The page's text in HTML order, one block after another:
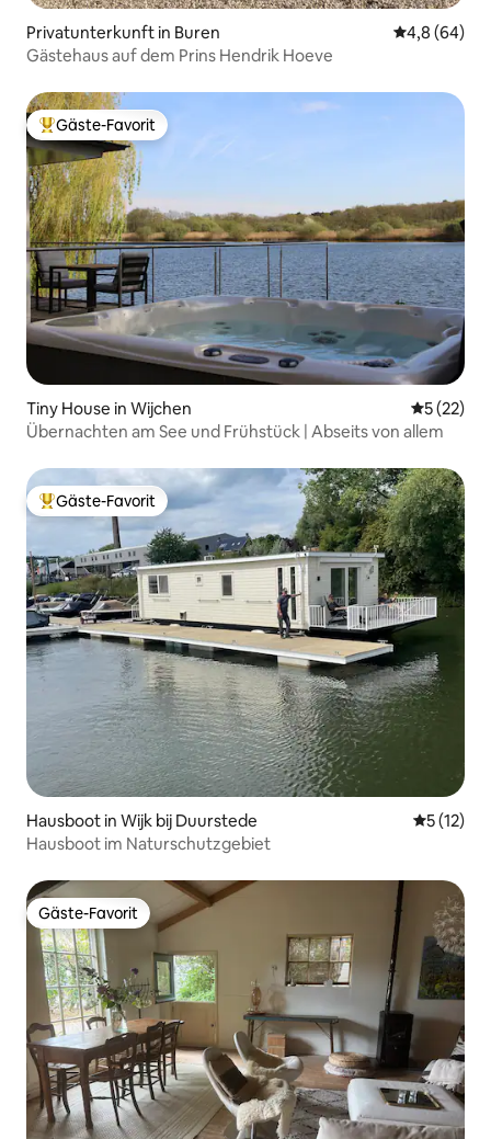
Privatunterkunft in Buren
4,8 (64)
Gästehaus auf dem Prins Hendrik Hoeve
Beliebter Gäste-Favorit.
Gäste-Favorit
Tiny House in Wijchen
5 (22)
Übernachten am See und Frühstück | Abseits von allem
Beliebter Gäste-Favorit.
Gäste-Favorit
Hausboot in Wijk bij Duurstede
5 (12)
Hausboot im Naturschutzgebiet
Gäste-Favorit
Gäste-Favorit